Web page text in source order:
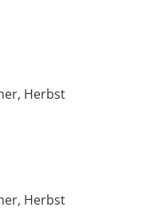
Herbst
Herbst